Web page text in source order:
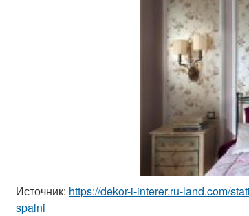
Источник: https://dekor-i-interer.ru-land.com/
spalni